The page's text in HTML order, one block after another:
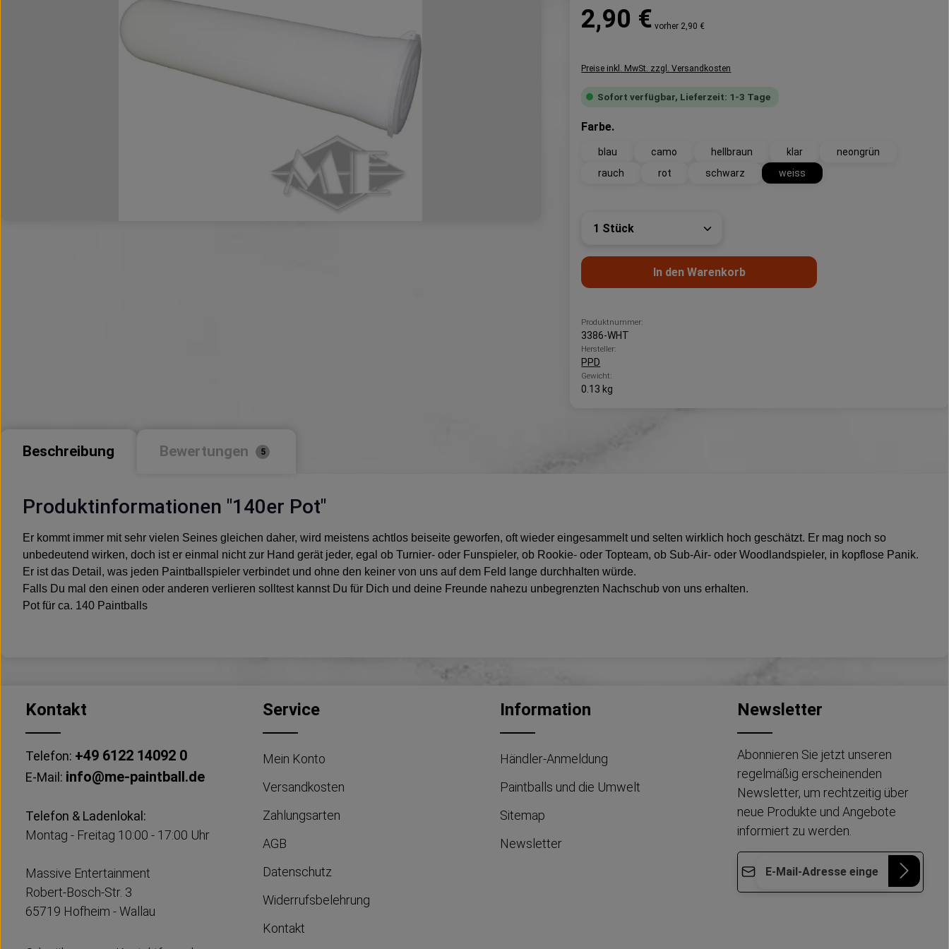
2,90 € vorher 2,90 €
Preise inkl. MwSt. zzgl. Versandkosten
Sofort verfügbar, Lieferzeit: 1-3 Tage
Farbe.
blau camo hellbraun klar
neongrün
rauch
rot schwarz weiss
Produkt Anzahl: Gib den gewünschten Wert
In den Warenkorb
Produktnummer:
3386-WHT
Hersteller:
PPD
Gewicht:
0.13 kg
Beschreibung Bewertungen 5
Produktinformationen "140er Pot"
Er kommt immer mit sehr vielen Seines gleichen daher, wird meistens achtlos beiseite geworfen, oft wieder eingesammelt und selten wirklich hoch geschätzt. Er mag noch so
unbedeutend wirken, doch ist er einmal nicht zur Hand gerät jeder, egal ob Turnier- oder Funspieler, ob Rookie- oder Topteam, ob Sub-Air- oder Woodlandspieler, in kopflose Panik.
Er ist das Detail, was jeden Paintballspieler verbindet und ohne den keiner von uns auf dem Feld lange durchhalten würde.
Falls Du mal den einen oder anderen verlieren solltest kannst Du für Dich und deine Freunde nahezu unbegrenzten Nachschub von uns erhalten.
Pot für ca. 140 Paintballs
Kontakt
Telefon: +49 6122 14092 0
E-Mail: info@me-paintball.de
Telefon & Ladenlokal:
Montag - Freitag 10:00 - 17:00 Uhr
Massive Entertainment
Robert-Bosch-Str. 3
65719 Hofheim - Wallau
Service
Mein Konto
Versandkosten
Zahlungsarten
AGB
Datenschutz
Widerrufsbelehrung
Kontakt
Information
Händler-Anmeldung
Paintballs und die Umwelt
Sitemap
Newsletter
Newsletter
Abonnieren Sie jetzt unseren
regelmäßig erscheinenden
Newsletter, um rechtzeitig über
neue Produkte und Angebote
informiert zu werden.